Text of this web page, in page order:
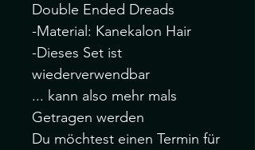
Double Ended Dreads
-Material: Kanekalon Hair
-Dieses Set ist
wiederverwendbar
... kann also mehr mals
Getragen werden
Du möchtest einen Termin für